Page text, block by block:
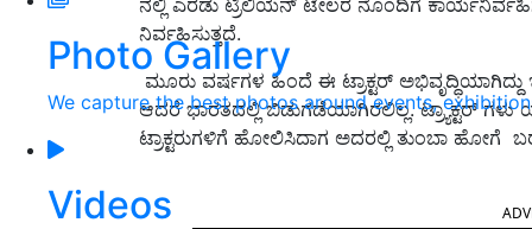
Photo Gallery
We capture the best photos around events,
Videos
ನಿರ್ವಹಿಸುತ್ತದೆ.
ಮೂರು ವರ್ಷಗಳ ಹಿಂದೆ ಈ ಟ್ರಾಕ್ಟರ್ ಅಭಿವೃದ್ಧಿಯಾಗಿದ್ದು
ಆದರೆ ಭಾರತದಲ್ಲಿ ಬಿಡುಗಡೆಯಾಗಿರಲಿಲ್ಲ. ಟ್ರ್ಯಾಕ್ಟರ್
ಟ್ರಾಕ್ಟರುಗಳಿಗೆ ಹೋಲಿಸಿದಾಗ ಅದರಲ್ಲಿ ತುಂಬಾ ಹೋಗೆ